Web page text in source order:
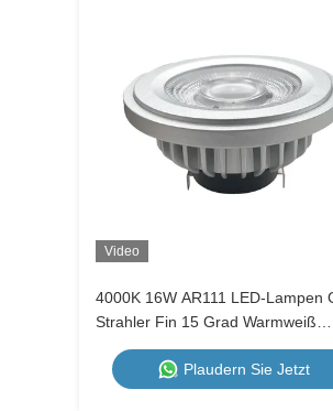
Video
4000K 16W AR111 LED-Lampen
Strahler Fin 15 Grad Warmweiß
Dimmbar
Plaudern Sie Jetzt